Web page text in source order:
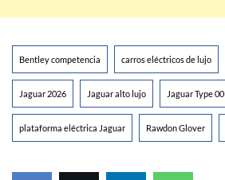
Bentley competencia carros eléctricos de lujo
Jaguar 2026 Jaguar alto lujo Jaguar Type 00
plataforma eléctrica Jaguar Rawdon Glover